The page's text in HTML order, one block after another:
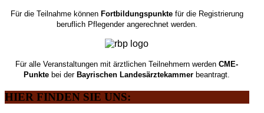
Für die Teilnahme könnenFortbildungspunktefür die Registrierung
beruflich Pflegender angerechnet werden.
Für alle Veranstaltungen mit ärztlichen Teilnehmern werdenCME-
Punkte bei derBayrischen Landesärztekammer beantragt.
HIER FINDEN SIE UNS: